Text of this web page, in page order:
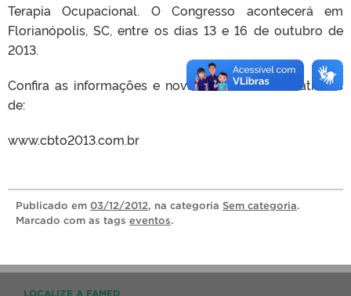
Terapia Ocupacional. O Congresso acontecerá em
Florianópolis, SC, entre os dias 13 e 16 de outubro de
2013.
Confira as informações e novidades do evento através
de:
www.cbto2013.com.br
Publicado em 03/12/2012, na categoria Sem categoria.
Marcado com as tags eventos.
LOCALIZE A FAMED